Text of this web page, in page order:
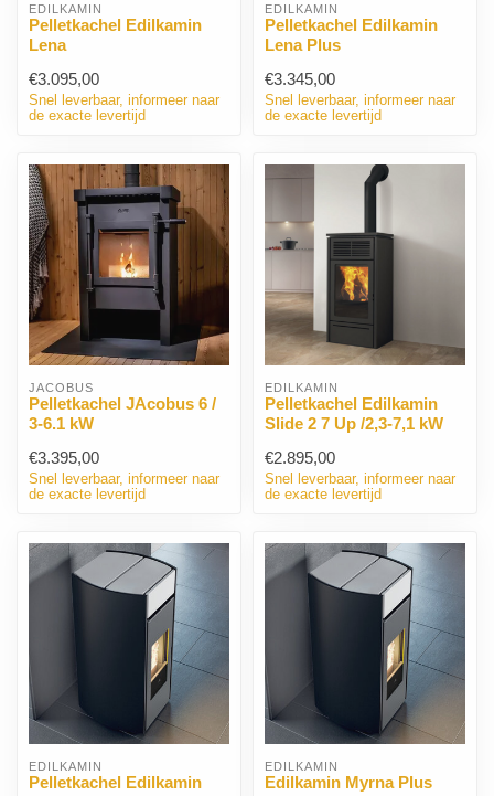
EDILKAMIN
Pelletkachel Edilkamin
Lena
€3.095,00
Snel leverbaar, informeer naar
de exacte levertijd
EDILKAMIN
Pelletkachel Edilkamin
Lena Plus
€3.345,00
Snel leverbaar, informeer naar
de exacte levertijd
JACOBUS
Pelletkachel JAcobus 6 /
3-6.1 kW
€3.395,00
Snel leverbaar, informeer naar
de exacte levertijd
EDILKAMIN
Pelletkachel Edilkamin
Slide 2 7 Up /2,3-7,1 kW
€2.895,00
Snel leverbaar, informeer naar
de exacte levertijd
EDILKAMIN
Pelletkachel Edilkamin
EDILKAMIN
Edilkamin Myrna Plus